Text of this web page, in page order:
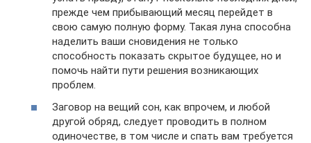
прежде чем прибывающий месяц перейдет в
свою самую полную форму. Такая луна способна
наделить ваши сновидения не только
способность показать скрытое будущее, но и
помочь найти пути решения возникающих
проблем.
Заговор на вещий сон, как впрочем, и любой
другой обряд, следует проводить в полном
одиночестве, в том числе и спать вам требуется